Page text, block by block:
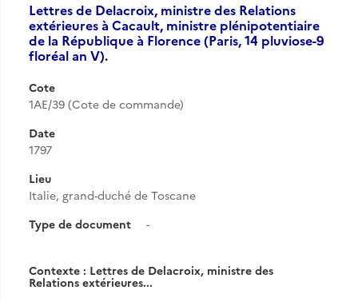
Lettres de Delacroix, ministre des Relations
extérieures à Cacault, ministre plénipotentiaire
de la République à Florence (Paris, 14 pluviose-9
floréal an V).
Cote
1AE/39 (Cote de commande)
Date
1797
Lieu
Italie, grand-duché de Toscane
Type de document
-
Contexte : Lettres de Delacroix, ministre des
Relations extérieures...